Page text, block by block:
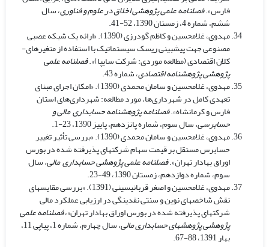
فارس».فصلنامه علمی پژوهشی اخلاق در علوم و فناوری، سال
ششم، شماره 4، زمستان 1390، 52-41.
مهدوی، غلامحسین و کاظم گودرزی (1390). «ارائه یک شبکه عصبی
مصنوعی جهت پیش­بینی ریسک سیستماتیک با استفاده از متغیرهای­
کلان اقتصادی (مطالعه موردی: شرکت سایپا)».فصلنامه علمی
پژوهشی پژوهشنامه اقتصادی، شماره 43.
مهدوی، غلامحسین و سامان محمدی (1390). «امکان اجرای مبنای
تعهدی کامل در شهرداری‌ها، مورد مطالعه: شهرداری‌های استان
فارس و کرمانشاه».فصلنامه پژوهشنامه حسابداری مالی و
حسابرسی،سال سوم، شماره پانزدهم، پاییز 1390، 23-1.
مهدوی، غلامحسین و سامان محمدی (1390). «بررسی تأثیر تغییر
حسابرس مستقل بر قیمت سهام شرکت­های پذیرفته شده در بورس
اوراق بهادار تهران».فصلنامه علمی پژوهشی حسابداری مالی،سال
سوم، شماره دوازدهم، زمستان 1390، 49-23.
مهدوی، غلامحسین و اصغر قربانی­سینی (1391). «بررسی مقایسه­ای
نقش شاخص­های نوین و سنتی نقدینگی در ارزیابی عملکرد مالی
شرکت­های پذیرفته شده در بورس اوراق بهادار تهران»،فصلنامه علمی
پژوهشی پژوهش­های حسابداری مالی، سال چهارم، شماره 1، پیاپی 11،
بهار 1391، 88-67.